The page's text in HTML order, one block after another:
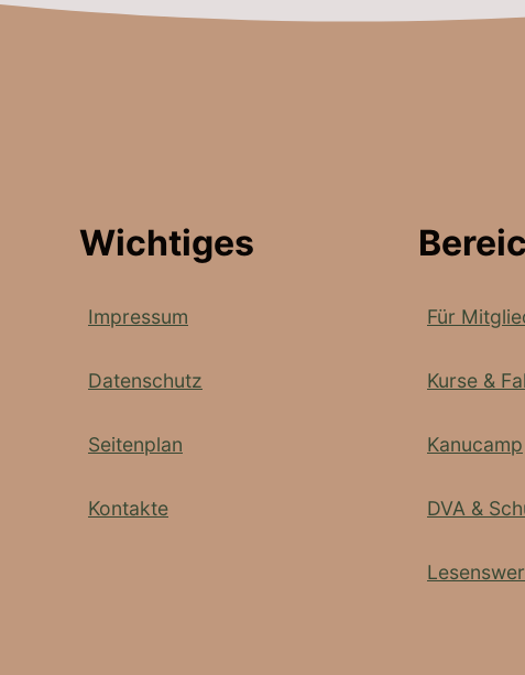
Wichtiges
Impressum
Datenschutz
Seitenplan
Kontakte
Für
Kurse &
Kanucamp
DVA &